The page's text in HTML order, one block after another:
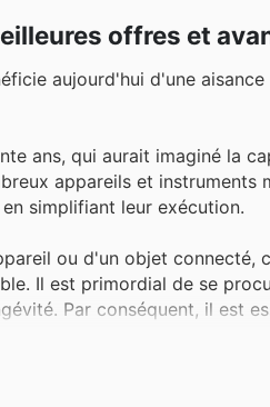
offres et
aujourd'hui d'une
ans, qui aurait imaginé la
appareils et
simplifiant leur exécution.
ou d'un objet connecté,
Il est primordial de se
Par conséquent, il est
performants affichent